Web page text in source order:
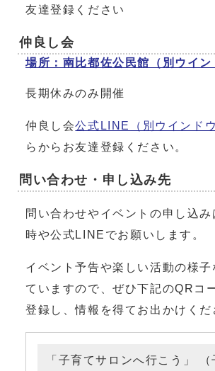
友達登録ください
仲良し会
場所：南比都佐公民館 （別ウイ
長期休みのみ開催
仲良し会公式LINE （別ウインド
らからお友達登録ください。
問い合わせ・申し込み先
問い合わせやイベントの申し込
時や公式LINEでお願いします。
イベント予告や楽しい活動の様
ていますので、ぜひ下記のQRコ
登録し、情報を得てお出かけくだ
「子育てサロンへ行こう」 （